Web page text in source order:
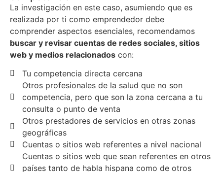
La investigación en este caso, asumiendo que es
realizada por ti como emprendedor debe
comprender aspectos esenciales, recomendamos
buscar y revisar cuentas de redes sociales, sitios
web y medios relacionados con:
Tu competencia directa cercana
Otros profesionales de la salud que no son
competencia, pero que son la zona cercana a tu
consulta o punto de venta
Otros prestadores de servicios en otras zonas
geográficas
Cuentas o sitios web referentes a nivel nacional
Cuentas o sitios web que sean referentes en otros
países tanto de habla hispana como de otros